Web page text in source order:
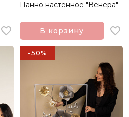
Панно настенное "Венера"
В корзину
-50%